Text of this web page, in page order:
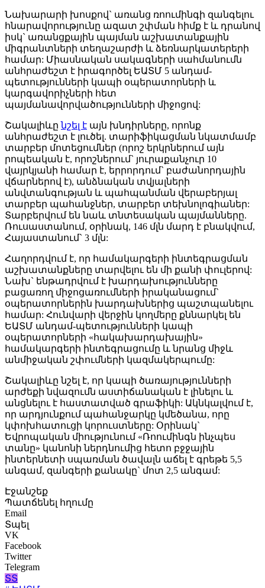
Նախարարի խոսքով` առանց ռոումինգի զանգելու
հնարավորությունը ազատ շփման հիմք է և դրանով
իսկ` առանցքային պայման աշխատանքային
միգրանտների տեղաշարժի և ձեռնարկատերերի
համար: Միասնական սակագների սահմանումն
անհրաժեշտ է իրագործել ԵԱՏՄ 5 անդամ-
պետությունների կապի օպերատորների և
կարգավորիչների հետ
պայմանավորվածությունների միջոցով:
Շակալիևընշել է այն խնդիրները, որոնք
անհրաժեշտ է լուծել. տարիֆիկացման նկատմամբ
տարբեր մոտեցումներ (որոշ երկրներում այն
րոպեական է, որոշներում` յուրաքանչուր 10
վայրկյանի համար է, երրորդում` բաժանորդային
վճարներով է), անձնական տվյալների
անվտանգության և պահպանման վերաբերյալ
տարբեր պահանջներ, տարբեր տեխնոլոգիաներ:
Տարբերվում են նաև տնտեսական պայմանները.
Ռուսաստանում, օրինակ, 146 մլն մարդ է բնակվում,
Հայաստանում` 3 մլն:
Հաղորդվում է, որ համակարգերի ինտեգրացման
աշխատանքները տարվելու են մի քանի փուլերով:
Նախ` ենթադրվում է խարդախությունները
բացառող միջոցառումների իրականացում`
օպերատորներին խարդախներից պաշտպանելու
համար: Հունվարի վերջին կողմերը քննարկել են
ԵԱՏՄ անդամ-պետությունների կապի
օպերատորների «հակախարդախային»
համակարգերի ինտեգրացումը և նրանց միջև
անմիջական շփումների կազմակերպումը:
Շակալիևը նշել է, որ կապի ծառայությունների
արժեքի նվազումն աստիճանական է լինելու և
անցնելու է հաստատված գրաֆիկի: Ակնկալվում է,
որ արդյունքում պահանջարկը կմեծանա, որը
կփոխհատուցի կորուստները: Օրինակ`
Եվրոպական միությունում «Ռոումինգն ինչպես
տանը» կանոնի ներդնումից հետո բջջային
ինտերնետի սպառման ծավալն աճել է գրեթե 5,5
անգամ, զանգերի քանակը` մոտ 2,5 անգամ:
Էջանշեք
Պատճենել հղումը
Email
Տպել
VK
Facebook
Twitter
Telegram
ՏՏ